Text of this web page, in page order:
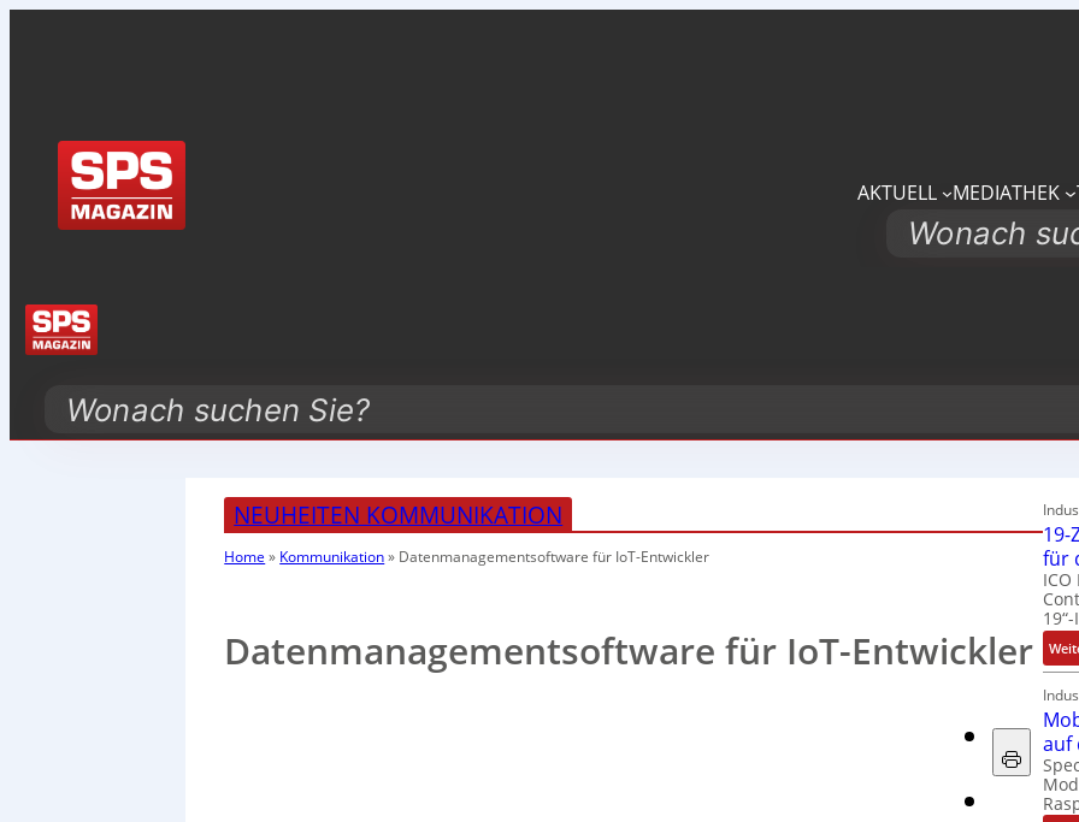
AKTUELL MEDIATHEK
Search
Search
NEUHEITEN KOMMUNIKATION
Home » Kommunikation» Datenmanagementsoftware für IoT-Entwickler
Datenmanagementsoftware für IoT-Entwickler
19-
für
auf